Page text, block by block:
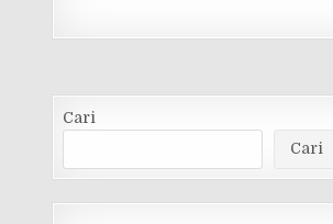
Cari
Cari